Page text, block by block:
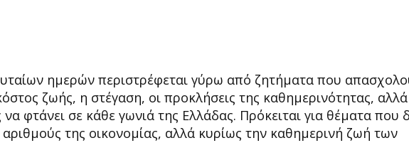
ημερών περιστρέφεται γύρω από ζητήματα που
ζωής, η στέγαση, οι προκλήσεις της καθημερινότητας, αλλά
φτάνει σε κάθε γωνιά της Ελλάδας. Πρόκειται για θέματα που
της οικονομίας, αλλά κυρίως την καθημερινή ζωή των